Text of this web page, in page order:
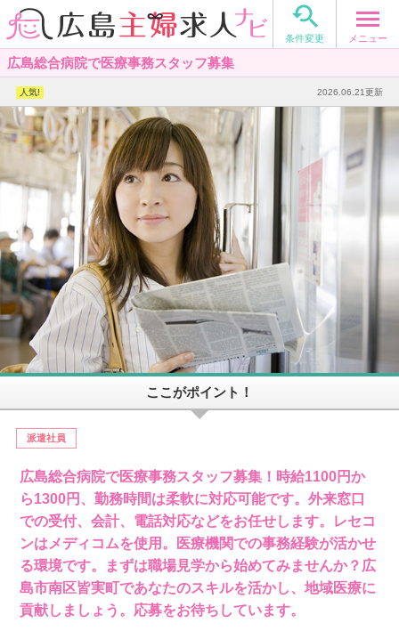

条件変更 メニュー
広島総合病院で医療事務スタッフ募集
2026.06.21更新
ここがポイント！
派遣社員
広島総合病院で医療事務スタッフ募集！時給1100円か
ら1300円、勤務時間は柔軟に対応可能です。外来窓口
での受付、会計、電話対応などをお任せします。レセコ
ンはメディコムを使用。医療機関での事務経験が活かせ
る環境です。まずは職場見学から始めてみませんか？広
島市南区皆実町であなたのスキルを活かし、地域医療に
貢献しましょう。応募をお待ちしています。